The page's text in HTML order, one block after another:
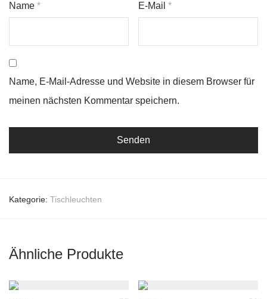
Name * E-Mail*
Name, E-Mail-Adresse und Website in diesem Browser für
meinen nächsten Kommentar speichern.
Kategorie: Tischleuchten
Ähnliche Produkte